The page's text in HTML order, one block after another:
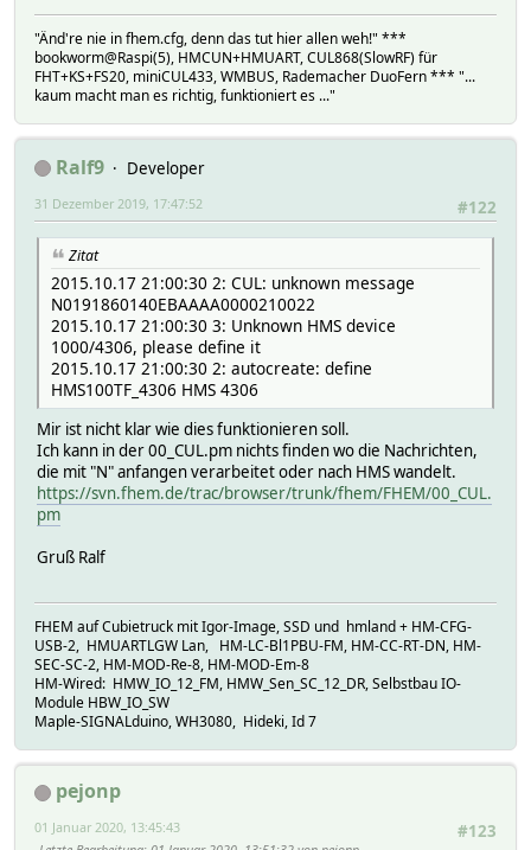
J:SOMFY ^Y[r|t|s]:?[A-F0-9]+
K:CUL_TCM97001 ^s[A-F0-9]+
L:CUL_REDIRECT ^o+
M:TSSTACKED ^\*
N:STACKABLE ^\*
2019-11-03 12:59:59 ccconf freq:868.300MHz
2019-11-03 12:43:24 cmds A B C E e F f G i
2019-11-03 13:01:42 state Initialized
2019-11-03 12:59:51 version V 1.67
Attributes:
rfmode SlowRF
"Änd're nie in fhem.cfg, denn das tut hier allen weh!" ***
bookworm@Raspi(5), HMCUN+HMUART, CUL868(SlowRF) für
FHT+KS+FS20, miniCUL433, WMBUS, Rademacher DuoFern *** "...
kaum macht man es richtig, funktioniert es ..."
Ralf9
Developer
#122
31 Dezember 2019, 17:47:52
Zitat
2015.10.17 21:00:30 2: CUL: unknown message
N0191860140EBAAAA0000210022
2015.10.17 21:00:30 3: Unknown HMS device
1000/4306, please define it
2015.10.17 21:00:30 2: autocreate: define
HMS100TF_4306 HMS 4306
Mir ist nicht klar wie dies funktionieren soll.
Ich kann in der 00_CUL.pm nichts finden wo die Nachrichten,
die mit "N" anfangen verarbeitet oder nach HMS wandelt.
https://svn.fhem.de/trac/browser/trunk/fhem/FHEM/00_CUL.
pm
Gruß Ralf
FHEM auf Cubietruck mit Igor-Image, SSD und hmland + HM-CFG-
USB-2, HMUARTLGW Lan, HM-LC-Bl1PBU-FM, HM-CC-RT-DN, HM-
SEC-SC-2, HM-MOD-Re-8, HM-MOD-Em-8
HM-Wired: HMW_IO_12_FM, HMW_Sen_SC_12_DR, Selbstbau IO-
Module HBW_IO_SW
Maple-SIGNALduino, WH3080, Hideki, Id 7
pejonp
#123
01 Januar 2020, 13:45:43